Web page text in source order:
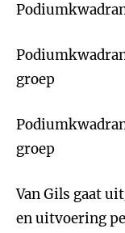
groep
groep
Van Gils gaat
en uitvoering